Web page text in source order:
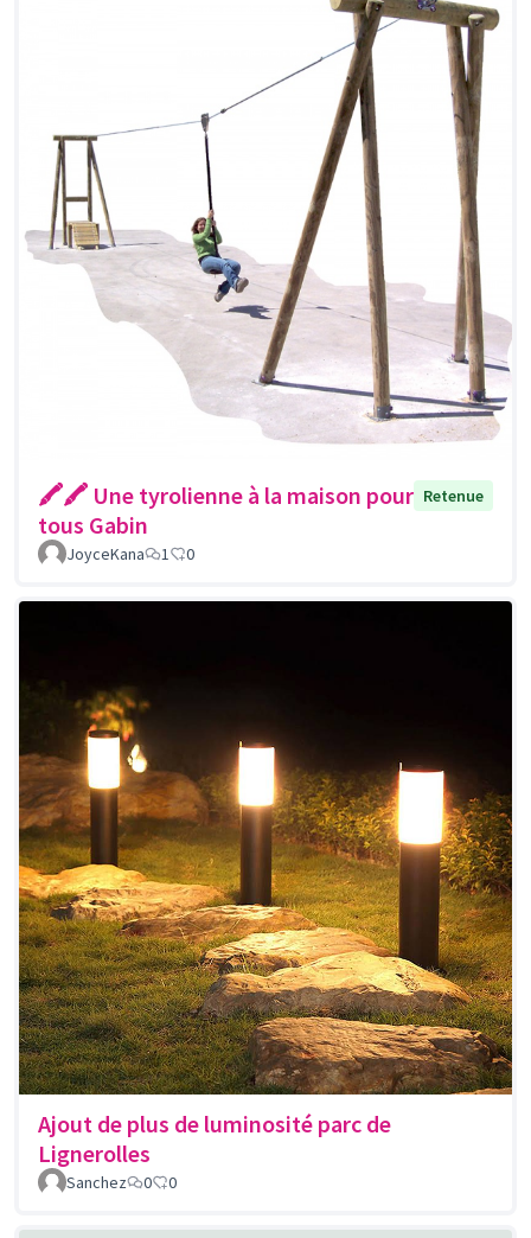
🖍🖍 Une tyrolienne à la maison pour
tous Gabin
Retenue
JoyceKana 1 0
Ajout de plus de luminosité parc de
Lignerolles
Sanchez 0 0